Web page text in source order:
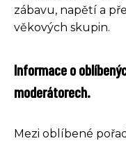
zábavu, napětí a
věkových skupin.
Informace o
moderátorech.
Mezi oblíbené